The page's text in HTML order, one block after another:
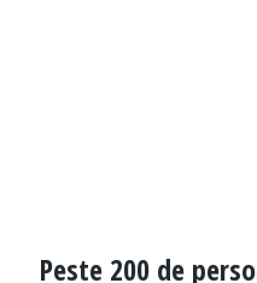
Peste 200 de